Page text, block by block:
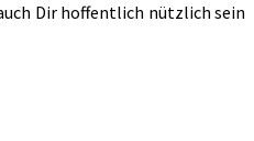
Dir hoffentlich nützlich sein